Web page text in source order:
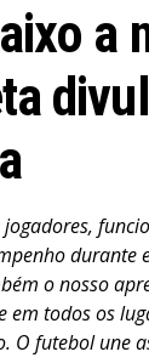
a
durante
o nosso
em todos os
O futebol une
Flipboard
Reddit
Pinterest
Email